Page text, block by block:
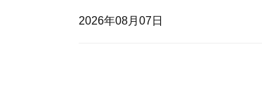
2026年08月07日